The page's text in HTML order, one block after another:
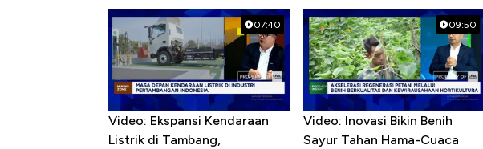
07:40
Video: Ekspansi Kendaraan
Listrik di Tambang,
09:50
Video: Inovasi Bikin Benih
Sayur Tahan Hama-Cuaca